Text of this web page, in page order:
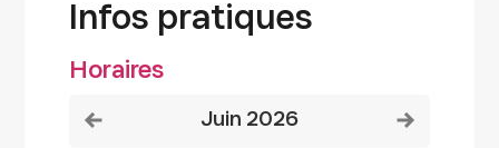
Infos pratiques
Horaires
Voir le mois précédentjuin 2026